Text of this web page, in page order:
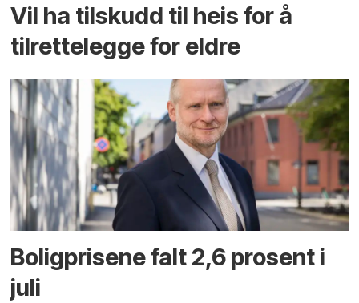
Vil ha tilskudd til heis for å
tilrettelegge for eldre
Boligprisene falt 2,6 prosent i
juli